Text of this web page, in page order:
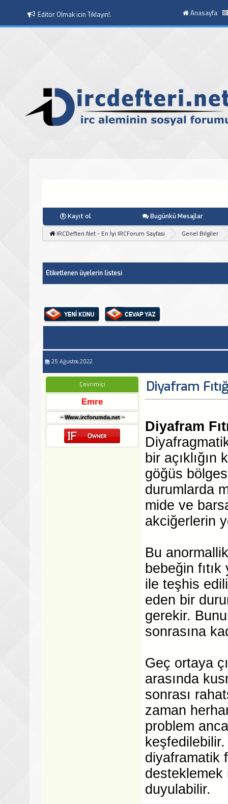
Editör Olmak icin Tıklayın!.
Moderatör Olmak icin Tıklayın!.
Anasayfa
Kayıt ol Bugünkü Mesajlar
IRCDefteri.Net - En İyi IRCForum Sayfasi Genel Bilgiler
Etiketlenen üyelerin listesi
25.Ağustos.2022
Çevrimiçi
Emre
~ Www.ircforumda.net ~
Diyafram
Diyafram
bir açıklığın
göğüs
durumlarda
mide ve
akciğerlerin
Bu
bebeğin
ile teşhis
eden bir
gerekir.
sonrasına
Geç ortaya
arasında
sonrası
zaman
problem
diyaframatik
desteklemek
duyulabilir.